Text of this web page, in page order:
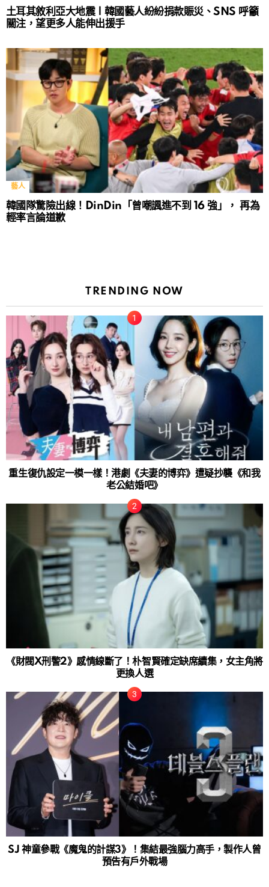
土耳其敘利亞大地震 | 韓國藝人紛紛捐款賑災、SNS 呼籲
關注，望更多人能伸出援手
藝人
韓國隊驚險出線！DinDin「曾嘲諷進不到 16 強」， 再為
輕率言論道歉
TRENDING NOW
重生復仇設定一模一樣！港劇《夫妻的博弈》遭疑抄襲《和我
老公結婚吧》
《財閥X刑警2》感情線斷了！朴智賢確定缺席續集，女主角將
更換人選
SJ 神童參戰《魔鬼的計謀3》！集結最強腦力高手，製作人曾
預告有戶外戰場